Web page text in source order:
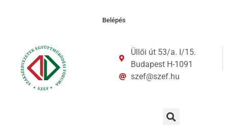
Belépés
Üllői út 53/a. I/15.
Budapest H-1091
szef@szef.hu